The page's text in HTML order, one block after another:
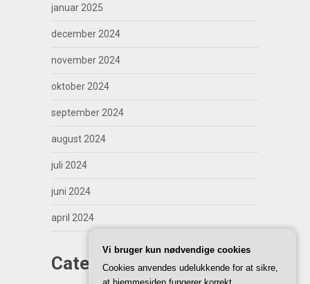
januar 2025
december 2024
november 2024
oktober 2024
september 2024
august 2024
juli 2024
juni 2024
april 2024
Categories
Vi bruger kun nødvendige cookies
Cookies anvendes udelukkende for at sikre,